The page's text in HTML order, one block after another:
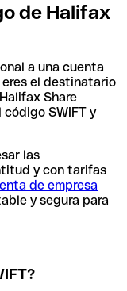
de Halifax
a una cuenta
eres el destinatario
Share
código SWIFT y
las
y con tarifas
de empresa
y segura para